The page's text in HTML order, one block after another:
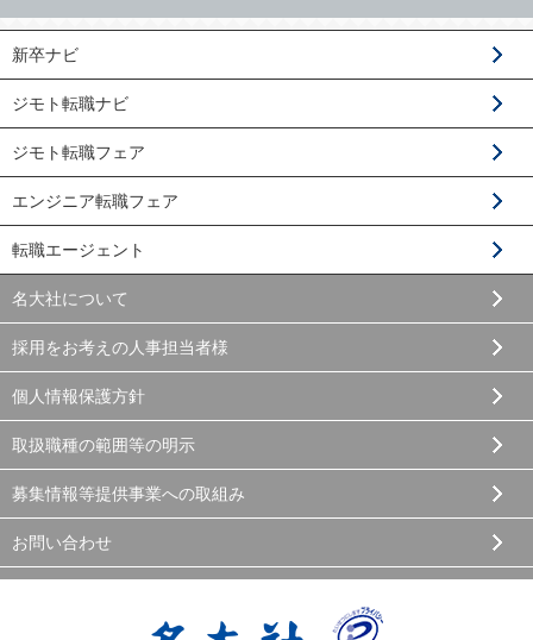
新卒ナビ
ジモト転職ナビ
ジモト転職フェア
エンジニア転職フェア
転職エージェント
名大社について
採用をお考えの人事担当者様
個人情報保護方針
取扱職種の範囲等の明示
募集情報等提供事業への取組み
お問い合わせ